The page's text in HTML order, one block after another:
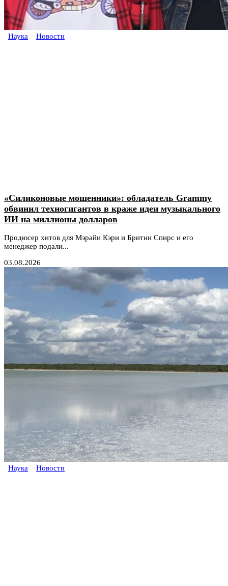
Наука Новости
«Силиконовые мошенники»: обладатель Grammy
обвинил техногигантов в краже идеи музыкального
ИИ на миллионы долларов
Продюсер хитов для Мэрайи Кэри и Бритни Спирс и его
менеджер подали...
03.08.2026
Наука Новости